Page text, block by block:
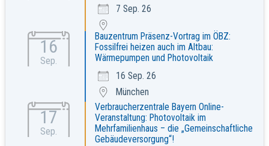
7 Sep. 26
16
Sep.
Bauzentrum Präsenz-Vortrag im ÖBZ:
Fossilfrei heizen auch im Altbau:
Wärmepumpen und Photovoltaik
16 Sep. 26
München
17
Sep.
Verbraucherzentrale Bayern Online-
Veranstaltung: Photovoltaik im
Mehrfamilienhaus – die „Gemeinschaftliche
Gebäudeversorgung“!